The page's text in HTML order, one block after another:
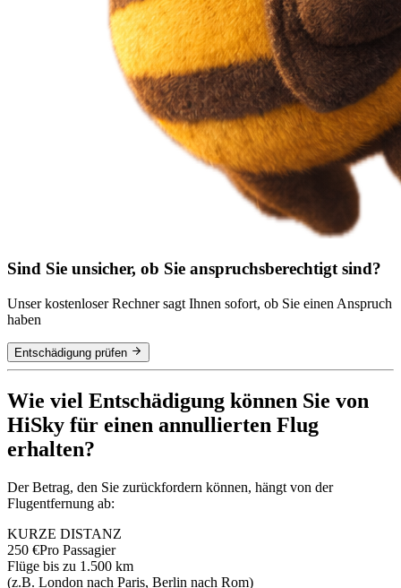
Sind Sie unsicher, ob Sie anspruchsberechtigt sind?
Unser kostenloser Rechner sagt Ihnen sofort, ob Sie einen Anspruch
haben
Entschädigung prüfen
Wie viel Entschädigung können Sie von
HiSky für einen annullierten Flug
erhalten?
Der Betrag, den Sie zurückfordern können, hängt von der
Flugentfernung ab:
KURZE DISTANZ
250 €Pro Passagier
Flüge bis zu 1.500 km
(z.B. London nach Paris, Berlin nach Rom)